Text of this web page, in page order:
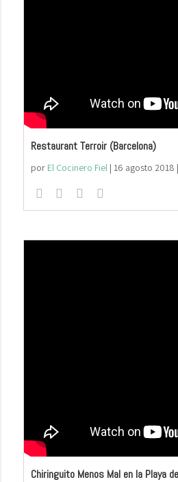
Restaurant Terroir (Barcelona)
por El Cocinero Fiel| 16 agosto 2018
Chiringuito Menos Mal en la Playa